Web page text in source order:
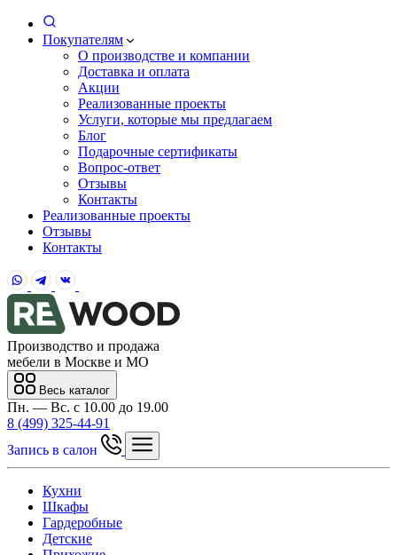
Покупателям
О производстве и компании
Доставка и оплата
Акции
Реализованные проекты
Услуги, которые мы предлагаем
Блог
Подарочные сертификаты
Вопрос-ответ
Отзывы
Контакты
Реализованные проекты
Отзывы
Контакты
Производство и продажа
мебели в Москве и МО
Весь каталог
Пн. — Вс. с 10.00 до 19.00
8 (499) 325-44-91
Запись в салон
Кухни
Шкафы
Гардеробные
Детские